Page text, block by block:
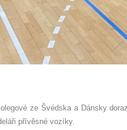
ze Švédska a Dánsky
přívěsné vozíky.